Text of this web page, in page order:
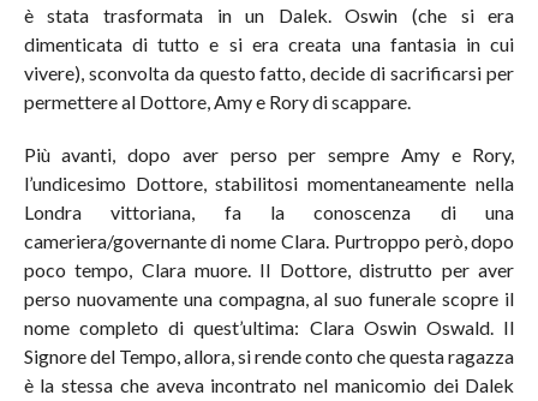
è stata trasformata in un Dalek. Oswin (che si era
dimenticata di tutto e si era creata una fantasia in cui
vivere), sconvolta da questo fatto, decide di sacrificarsi per
permettere al Dottore, Amy e Rory di scappare.
Più avanti, dopo aver perso per sempre Amy e Rory,
l’undicesimo Dottore, stabilitosi momentaneamente nella
Londra vittoriana, fa la conoscenza di una
cameriera/governante di nome Clara. Purtroppo però, dopo
poco tempo, Clara muore. Il Dottore, distrutto per aver
perso nuovamente una compagna, al suo funerale scopre il
nome completo di quest’ultima: Clara Oswin Oswald. Il
Signore del Tempo, allora, si rende conto che questa ragazza
è la stessa che aveva incontrato nel manicomio dei Dalek